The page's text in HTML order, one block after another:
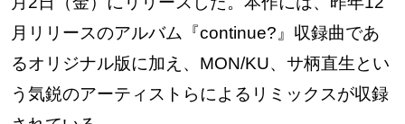
月リリースのアルバム『continue?』収録曲であ
るオリジナル版に加え、MON/KU、サ柄直生とい
う気鋭のアーティストらによるリミックスが収録